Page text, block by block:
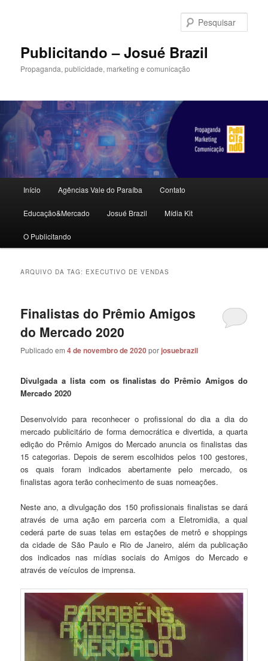
principal
secundárioPublicitando – Josué Brazil
Propaganda, publicidade, marketing e comunicação
principal
Início Agências Vale do Paraíba Contato
Educação&Mercado Josué Brazil Mídia Kit
O Publicitando
ARQUIVO DA TAG: EXECUTIVO DE VENDAS
Finalistas do Prêmio Amigos
do Mercado 2020
Publicado em4 de novembro de 2020porjosuebrazil
Divulgada a lista com os finalistas do Prêmio Amigos do
Mercado 2020
Desenvolvido para reconhecer o profissional do dia a dia do
mercado publicitário de forma democrática e divertida, a quarta
edição do Prêmio Amigos do Mercado anuncia os finalistas das
15 categorias. Depois de serem escolhidos pelos 100 gestores,
os quais foram indicados abertamente pelo mercado, os
finalistas agora terão conhecimento de suas nomeações.
Neste ano, a divulgação dos 150 profissionais finalistas se dará
através de uma ação em parceria com a Eletromidia, a qual
cederá parte de suas telas em estações de metrô e shoppings
da cidade de São Paulo e Rio de Janeiro, além da publicação
dos indicados nas mídias sociais do Amigos do Mercado e
através de veículos de imprensa.